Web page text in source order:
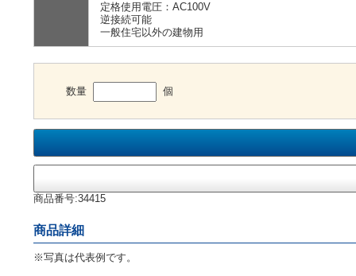
定格使用電圧：AC100V
逆接続可能
一般住宅以外の建物用
数量 個
商品番号:34415
商品詳細
※写真は代表例です。